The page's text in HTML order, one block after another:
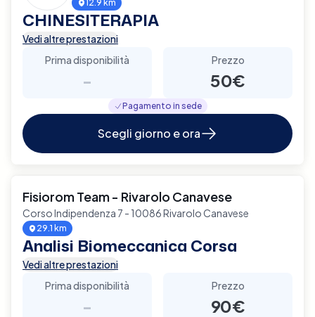
12.9 km
CHINESITERAPIA
Vedi altre prestazioni
Prima disponibilità
-
Prezzo
50€
Pagamento in sede
Scegli giorno e ora
Fisiorom Team - Rivarolo Canavese
Corso Indipendenza 7 - 10086 Rivarolo Canavese
29.1 km
Analisi Biomeccanica Corsa
Vedi altre prestazioni
Prima disponibilità
-
Prezzo
90€